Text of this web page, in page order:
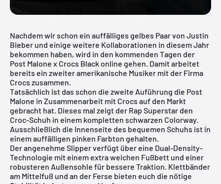
Nachdem wir schon ein auffälliges gelbes Paar von Justin
Bieber und einige weitere Kollaborationen in diesem Jahr
bekommen haben, wird in den kommenden Tagen der
Post Malone x Crocs Black online gehen. Damit arbeitet
bereits ein zweiter amerikanische Musiker mit der Firma
Crocs zusammen.
Tatsächlich ist das schon die zweite Auführung die Post
Malone in Zusammenarbeit mit Crocs auf den Markt
gebracht hat. Dieses mal zeigt der Rap Superstar den
Croc-Schuh in einem kompletten schwarzen Colorway.
Ausschließlich die Innenseite des bequemen Schuhs ist in
einem auffälligen pinken Farbton gehalten.
Der angenehme Slipper verfügt über eine Dual-Density-
Technologie mit einem extra weichen Fußbett und einer
robusteren Außensohle für bessere Traktion. Klettbänder
am Mittelfuß und an der Ferse bieten euch die nötige